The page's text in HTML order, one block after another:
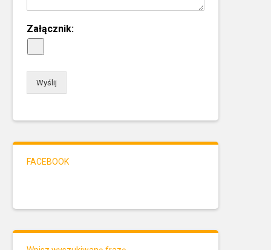
Załącznik:
Wyślij
FACEBOOK